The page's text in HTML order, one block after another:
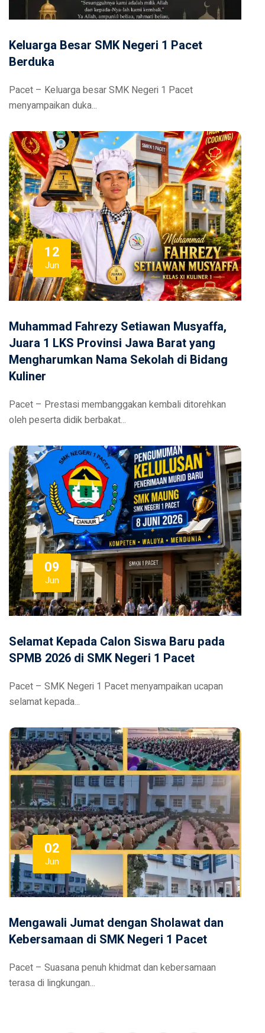
Keluarga Besar SMK Negeri 1 Pacet
Berduka
Pacet – Keluarga besar SMK Negeri 1 Pacet
menyampaikan duka...
12
Jun
Muhammad Fahrezy Setiawan Musyaffa,
Juara 1 LKS Provinsi Jawa Barat yang
Mengharumkan Nama Sekolah di Bidang
Kuliner
Pacet – Prestasi membanggakan kembali ditorehkan
oleh peserta didik berbakat...
09
Jun
Selamat Kepada Calon Siswa Baru pada
SPMB 2026 di SMK Negeri 1 Pacet
Pacet – SMK Negeri 1 Pacet menyampaikan ucapan
selamat kepada...
02
Jun
Mengawali Jumat dengan Sholawat dan
Kebersamaan di SMK Negeri 1 Pacet
Pacet – Suasana penuh khidmat dan kebersamaan
terasa di lingkungan...